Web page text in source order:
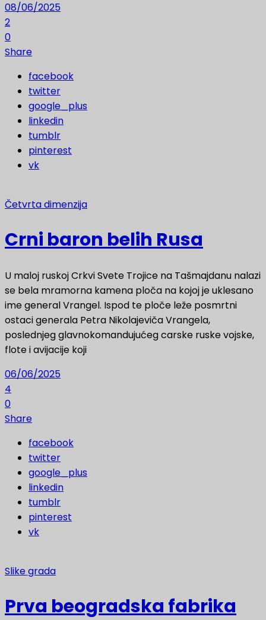
08/06/2025
2
0
Share
facebook
twitter
google_plus
linkedin
tumblr
pinterest
vk
Četvrta dimenzija
Crni baron belih Rusa
U maloj ruskoj Crkvi Svete Trojice na Tašmajdanu nalazi
se bela mramorna kamena ploča na kojoj je uklesano
ime general Vrangel. Ispod te ploče leže posmrtni
ostaci generala Petra Nikolajeviča Vrangela,
poslednjeg glavnokomandujućeg carske ruske vojske,
flote i avijacije koji
06/06/2025
4
0
Share
facebook
twitter
google_plus
linkedin
tumblr
pinterest
vk
Slike grada
Prva beogradska fabrika